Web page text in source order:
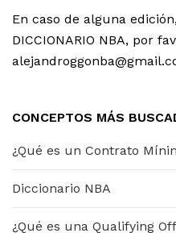
En caso de alguna
DICCIONARIO NBA, por
CONCEPTOS MÁS
¿Qué es un Contrato
Diccionario NBA
¿Qué es una Qualifying